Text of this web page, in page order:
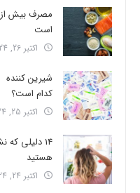
است
اکتبر 26, 2024
شیرین
کدام است؟
اکتبر 25, 2024
14 دلیلی
هستید
اکتبر 24, 2024